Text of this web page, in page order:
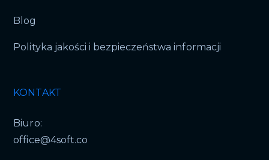
Blog
Polityka jakości i bezpieczeństwa informacji
KONTAKT
Biuro:
office@4soft.co